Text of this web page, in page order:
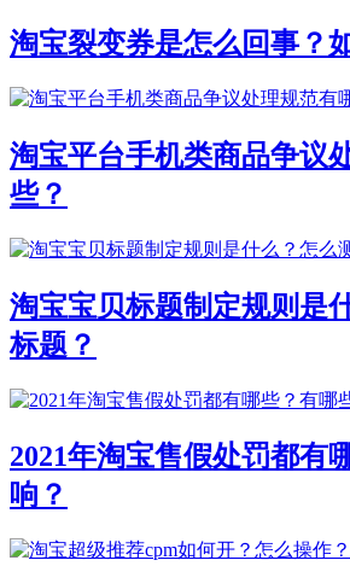
淘宝裂变券是怎么回事？
淘宝平台手机类商品争议
些？
淘宝宝贝标题制定规则是
标题？
2021年淘宝售假处罚都有
响？